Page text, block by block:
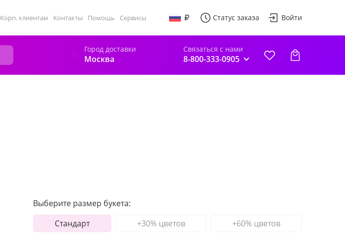
Корп. клиентам Контакты Помощь Сервисы Статус заказа Войти
Город доставки
Москва
Связаться с нами
8-800-333-0905
Выберите размер букета:
Стандарт
+30% цветов +60% цветов